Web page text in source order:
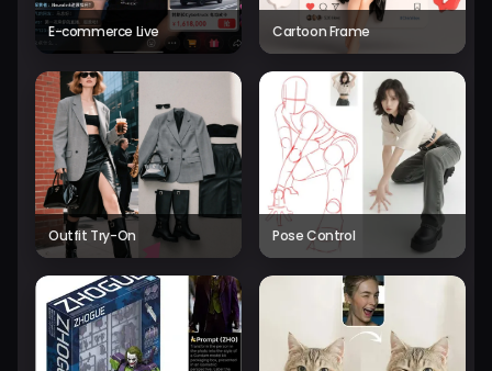
E-commerce Live Cartoon Frame
Outfit Try-On Pose Control